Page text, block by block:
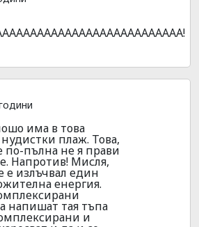
има в това
плаж. Това,
по-пълна не я прави
Напротив! Мисля,
е излъчвал един
енергия.
тая тъпа
и